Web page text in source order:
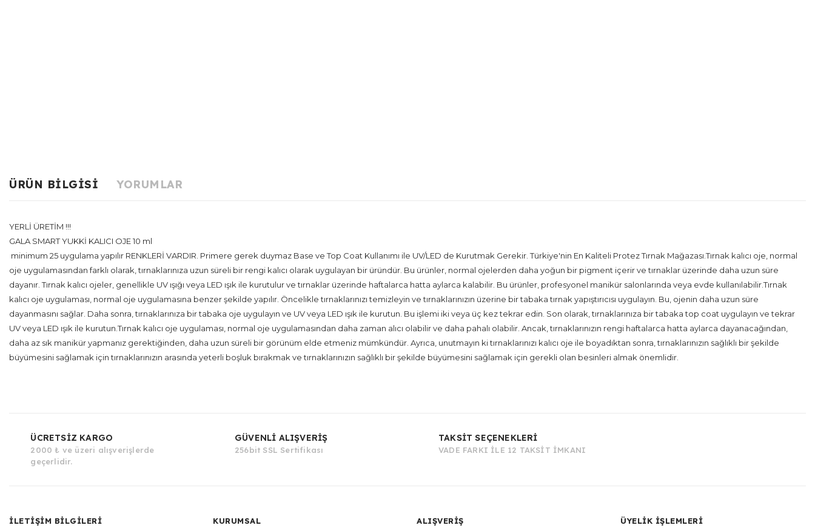
ÜRÜN BILGISI YORUMLAR
YERLİ ÜRETİM !!!
GALA SMART YUKKİ KALICI OJE 10 ml
minimum 25 uygulama yapılır RENKLERİ VARDIR. Primere gerek duymaz Base ve Top Coat Kullanımı ile UV/LED de Kurutmak Gerekir. Türkiye'nin En Kaliteli Protez Tırnak Mağazası.Tırnak kalıcı oje, normal
oje uygulamasından farklı olarak, tırnaklarınıza uzun süreli bir rengi kalıcı olarak uygulayan bir üründür. Bu ürünler, normal ojelerden daha yoğun bir pigment içerir ve tırnaklar üzerinde daha uzun süre
dayanır. Tırnak kalıcı ojeler, genellikle UV ışığı veya LED ışık ile kurutulur ve tırnaklar üzerinde haftalarca hatta aylarca kalabilir. Bu ürünler, profesyonel manikür salonlarında veya evde kullanılabilir.Tırnak
kalıcı oje uygulaması, normal oje uygulamasına benzer şekilde yapılır. Öncelikle tırnaklarınızı temizleyin ve tırnaklarınızın üzerine bir tabaka tırnak yapıştırıcısı uygulayın. Bu, ojenin daha uzun süre
dayanmasını sağlar. Daha sonra, tırnaklarınıza bir tabaka oje uygulayın ve UV veya LED ışık ile kurutun. Bu işlemi iki veya üç kez tekrar edin. Son olarak, tırnaklarınıza bir tabaka top coat uygulayın ve tekrar
UV veya LED ışık ile kurutun.Tırnak kalıcı oje uygulaması, normal oje uygulamasından daha zaman alıcı olabilir ve daha pahalı olabilir. Ancak, tırnaklarınızın rengi haftalarca hatta aylarca dayanacağından,
daha az sık manikür yapmanız gerektiğinden, daha uzun süreli bir görünüm elde etmeniz mümkündür. Ayrıca, unutmayın ki tırnaklarınızı kalıcı oje ile boyadıktan sonra, tırnaklarınızın sağlıklı bir şekilde
büyümesini sağlamak için tırnaklarınızın arasında yeterli boşluk bırakmak ve tırnaklarınızın sağlıklı bir şekilde büyümesini sağlamak için gerekli olan besinleri almak önemlidir.
ÜCRETSİZ KARGO
2000 ₺ ve üzeri alışverişlerde
geçerlidir.
GÜVENLİ ALIŞVERİŞ
256bit SSL Sertifikası
TAKSİT SEÇENEKLERİ
VADE FARKI İLE 12 TAKSİT İMKANI
İLETİŞİM BİLGİLERİ KURUMSAL ALIŞVERİŞ ÜYELİK İŞLEMLERİ